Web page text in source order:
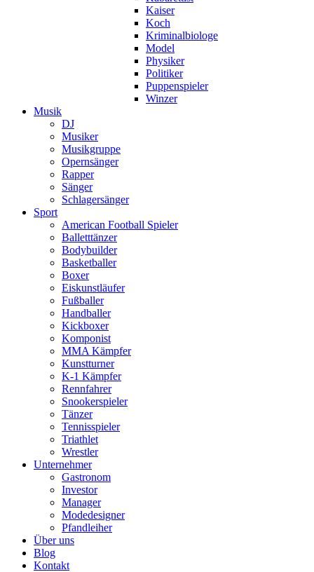
Kaiser
Koch
Kriminalbiologe
Model
Physiker
Politiker
Puppenspieler
Winzer
Musik
DJ
Musiker
Musikgruppe
Opernsänger
Rapper
Sänger
Schlagersänger
Sport
American Football Spieler
Balletttänzer
Bodybuilder
Basketballer
Boxer
Eiskunstläufer
Fußballer
Handballer
Kickboxer
Komponist
MMA Kämpfer
Kunstturner
K-1 Kämpfer
Rennfahrer
Snookerspieler
Tänzer
Tennisspieler
Triathlet
Wrestler
Unternehmer
Gastronom
Investor
Manager
Modedesigner
Pfandleiher
Über uns
Blog
Kontakt